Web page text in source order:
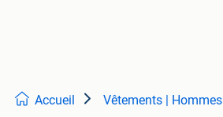
Accueil Vêtements | Hommes